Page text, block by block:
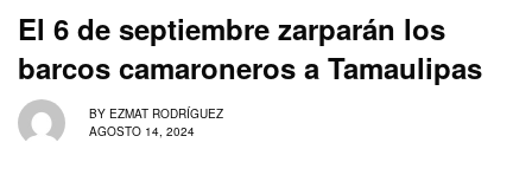
El 6 de septiembre zarparán los
barcos camaroneros a Tamaulipas
BY EZMAT RODRÍGUEZ
AGOSTO 14, 2024